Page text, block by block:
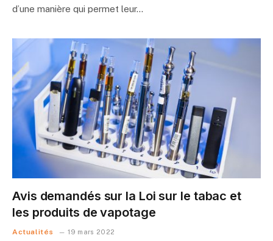
d’une manière qui permet leur…
Avis demandés sur la Loi sur le tabac et
les produits de vapotage
Actualités 19 mars 2022